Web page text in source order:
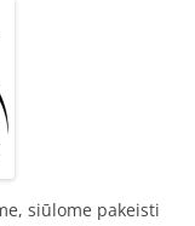
siūlome pakeisti